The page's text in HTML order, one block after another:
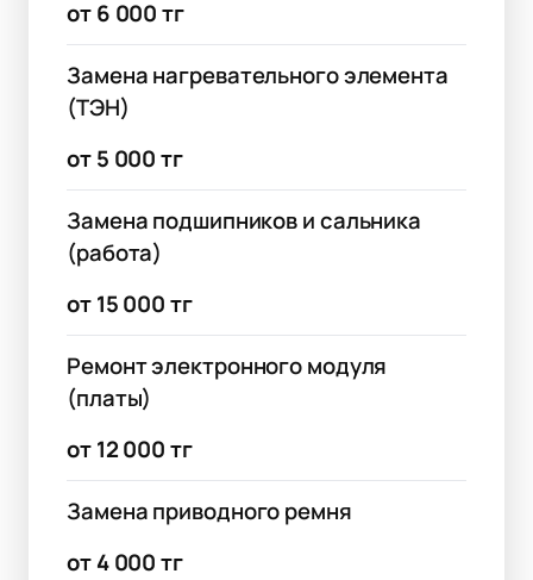
от 6 000 тг
Замена нагревательного элемента
(ТЭН)
от 5 000 тг
Замена подшипников и сальника
(работа)
от 15 000 тг
Ремонт электронного модуля
(платы)
от 12 000 тг
Замена приводного ремня
от 4 000 тг